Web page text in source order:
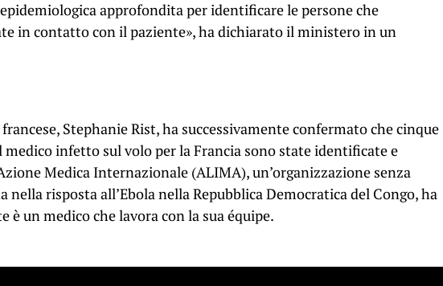
approfondita per identificare le persone che
in contatto con il paziente», ha dichiarato il ministero in un
Stephanie Rist, ha successivamente confermato che cinque
medico infetto sul volo per la Francia sono state identificate e
Medica Internazionale (ALIMA), un’organizzazione senza
nella risposta all’Ebola nella Repubblica Democratica del Congo, ha
è un medico che lavora con la sua équipe.